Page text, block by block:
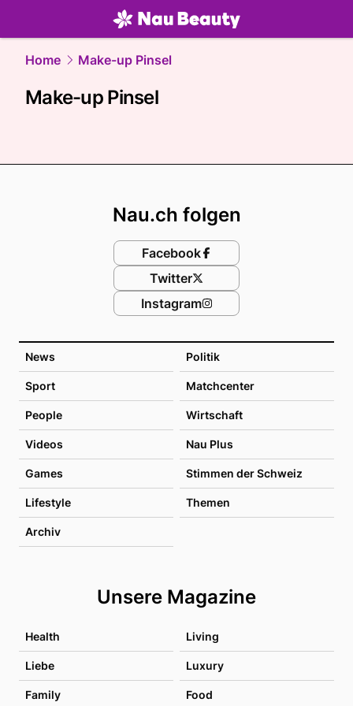
beauty.NAU.ch
Home Make-up Pinsel
Make-up Pinsel
News Politik
Sport Matchcenter
People Wirtschaft
Videos Nau Plus
Games Stimmen der Schweiz
Lifestyle Themen
Archiv
Unsere Magazine
Health Living
Liebe Luxury
Family Food
Nau.ch folgen
Facebook
Twitter
Instagram